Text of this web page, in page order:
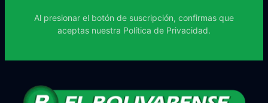
Al presionar el botón de suscripción, confirmas que
aceptas nuestra Política de Privacidad.